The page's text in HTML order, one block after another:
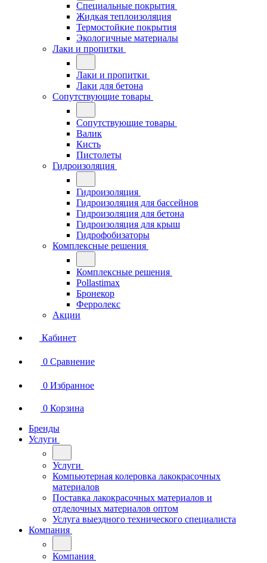
Специальные покрытия
Жидкая теплоизоляция
Термостойкие покрытия
Экологичные материалы
Лаки и пропитки
Лаки и пропитки
Лаки для бетона
Сопутствующие товары
Сопутствующие товары
Валик
Кисть
Пистолеты
Гидроизоляция
Гидроизоляция
Гидроизоляция для бассейнов
Гидроизоляция для бетона
Гидроизоляция для крыш
Гидрофобизаторы
Комплексные решения
Комплексные решения
Pollastimax
Бронекор
Ферролекс
Акции
Кабинет
0 Сравнение
0 Избранное
0 Корзина
Бренды
Услуги
Услуги
Компьютерная колеровка лакокрасочных
материалов
Поставка лакокрасочных материалов и
отделочных материалов оптом
Услуга выездного технического специалиста
Компания
Компания